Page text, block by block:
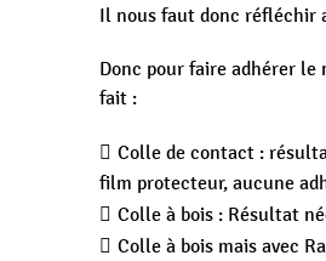
Il nous faut donc réfléchir
Donc pour faire adhérer
fait :
Colle de contact :
film protecteur, aucune
Colle à bois : Résultat
Colle à bois mais avec